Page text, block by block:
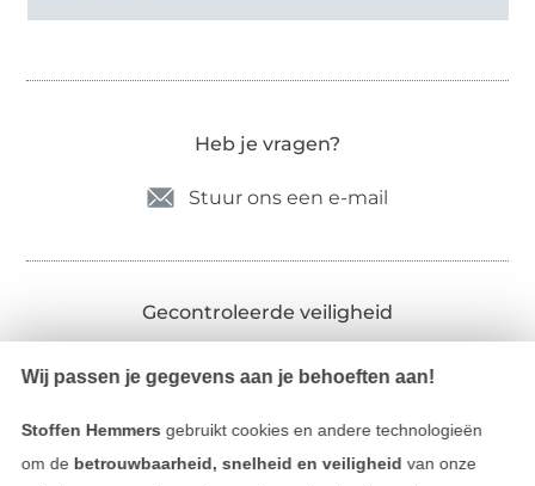
Heb je vragen?
Stuur ons een e-mail
Gecontroleerde veiligheid
Wij passen je gegevens aan je behoeften aan!
Stoffen Hemmers gebruikt cookies en andere technologieën
om de betrouwbaarheid, snelheid en veiligheid van onze